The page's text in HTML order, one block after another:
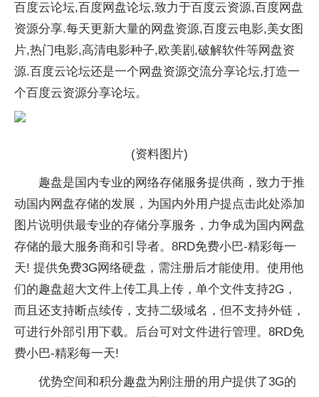
百度云论坛,百度网盘论坛,致力于百度云资源,百度网盘
资源分享.每天更新大量的网盘资源,百度云电影,美女图
片,热门电影,高清电影种子,欧美剧,破解软件等网盘资
源.百度云论坛还是一个网盘资源交流分享论坛,打造一
个百度云资源分享论坛。
(资料图片)
趣盘是国内专业的网络存储服务提供商，致力于推
动国内网盘存储的发展，为国内外用户提点击此处添加
图片说明供最专业的存储分享服务，力争成为国内网盘
存储的最大服务商和引导者。8RD免费小巴-精彩每一
天! 提供免费3G网络硬盘，需注册后才能使用。使用他
们的趣盘超大文件上传工具上传，单个文件支持2G，
而且还支持断点续传，支持二级域名，但不支持外链，
可进行外部引用下载。后台可对文件进行管理。8RD免
费小巴-精彩每一天!
优势空间和积分趣盘为刚注册的用户提供了3G的